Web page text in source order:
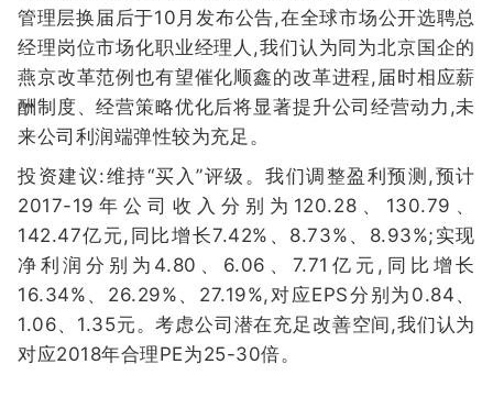
管理层换届后于10月发布公告,在全球市场公开选聘总
经理岗位市场化职业经理人,我们认为同为北京国企的
燕京改革范例也有望催化顺鑫的改革进程,届时相应薪
酬制度、经营策略优化后将显著提升公司经营动力,未
来公司利润端弹性较为充足。
投资建议:维持“买入”评级。我们调整盈利预测,预计
2017-19年公司收入分别为120.28、130.79、
142.47亿元,同比增长7.42%、8.73%、8.93%;实现
净利润分别为4.80、6.06、7.71亿元,同比增长
16.34%、26.29%、27.19%,对应EPS分别为0.84、
1.06、1.35元。考虑公司潜在充足改善空间,我们认为
对应2018年合理PE为25-30倍。